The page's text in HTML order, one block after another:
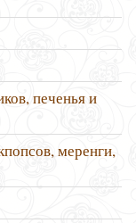
печенья и
меренги,